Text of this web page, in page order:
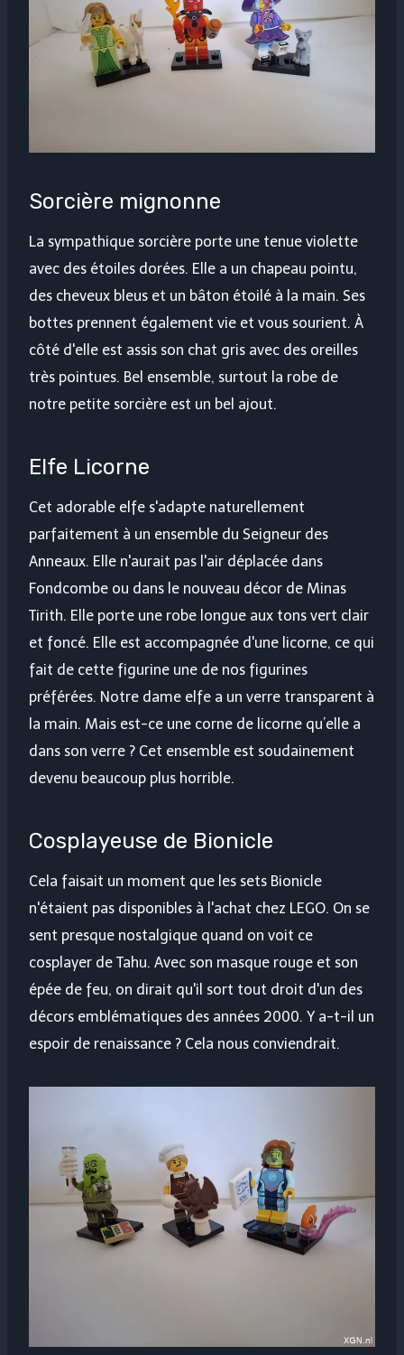
Sorcière mignonne
La sympathique sorcière porte une tenue violette
avec des étoiles dorées. Elle a un chapeau pointu,
des cheveux bleus et un bâton étoilé à la main. Ses
bottes prennent également vie et vous sourient. À
côté d'elle est assis son chat gris avec des oreilles
très pointues. Bel ensemble, surtout la robe de
notre petite sorcière est un bel ajout.
Elfe Licorne
Cet adorable elfe s'adapte naturellement
parfaitement à un ensemble du Seigneur des
Anneaux. Elle n'aurait pas l'air déplacée dans
Fondcombe ou dans le nouveau décor de Minas
Tirith. Elle porte une robe longue aux tons vert clair
et foncé. Elle est accompagnée d'une licorne, ce qui
fait de cette figurine une de nos figurines
préférées. Notre dame elfe a un verre transparent à
la main. Mais est-ce une corne de licorne qu’elle a
dans son verre ? Cet ensemble est soudainement
devenu beaucoup plus horrible.
Cosplayeuse de Bionicle
Cela faisait un moment que les sets Bionicle
n'étaient pas disponibles à l'achat chez LEGO. On se
sent presque nostalgique quand on voit ce
cosplayer de Tahu. Avec son masque rouge et son
épée de feu, on dirait qu'il sort tout droit d'un des
décors emblématiques des années 2000. Y a-t-il un
espoir de renaissance ? Cela nous conviendrait.